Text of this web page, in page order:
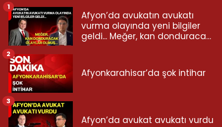
Afyon’da avukatın avukatı
vurma olayında yeni bilgiler
geldi... Meğer, kan donduracak
1
Afyonkarahisar’da şok intihar
2
Afyon’da avukat avukatı vurdu
3